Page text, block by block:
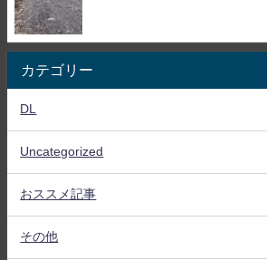
カテゴリー
DL
Uncategorized
おススメ記事
その他